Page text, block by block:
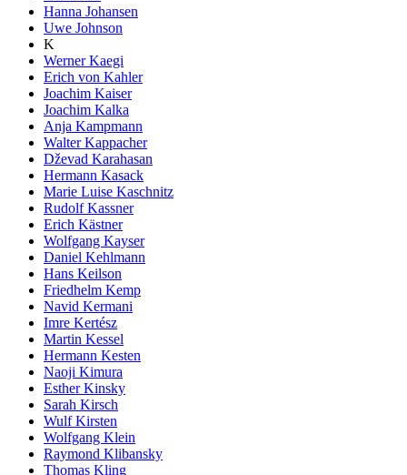
Hanna Johansen
Uwe Johnson
K
Werner Kaegi
Erich von Kahler
Joachim Kaiser
Joachim Kalka
Anja Kampmann
Walter Kappacher
Dževad Karahasan
Hermann Kasack
Marie Luise Kaschnitz
Rudolf Kassner
Erich Kästner
Wolfgang Kayser
Daniel Kehlmann
Hans Keilson
Friedhelm Kemp
Navid Kermani
Imre Kertész
Martin Kessel
Hermann Kesten
Naoji Kimura
Esther Kinsky
Sarah Kirsch
Wulf Kirsten
Wolfgang Klein
Raymond Klibansky
Thomas Kling